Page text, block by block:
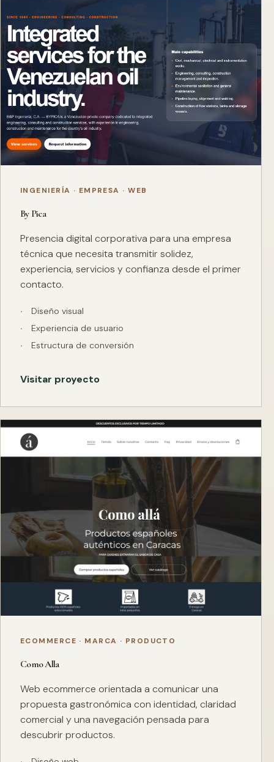
INGENIERÍA · EMPRESA · WEB
By Pica
Presencia digital corporativa para una empresa
técnica que necesita transmitir solidez,
experiencia, servicios y confianza desde el primer
contacto.
Diseño visual
Experiencia de usuario
Estructura de conversión
Visitar proyecto
ECOMMERCE · MARCA · PRODUCTO
Como Alla
Web ecommerce orientada a comunicar una
propuesta gastronómica con identidad, claridad
comercial y una navegación pensada para
descubrir productos.